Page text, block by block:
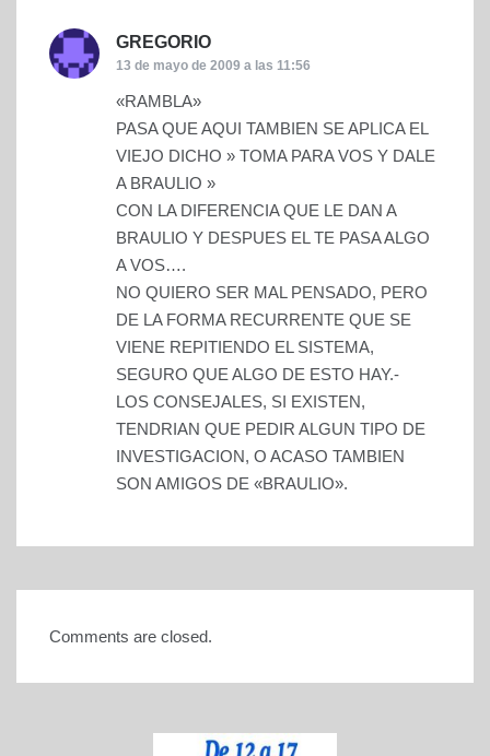
GREGORIO
13 de mayo de 2009 a las 11:56
«RAMBLA»
PASA QUE AQUI TAMBIEN SE APLICA EL
VIEJO DICHO » TOMA PARA VOS Y DALE
A BRAULIO »
CON LA DIFERENCIA QUE LE DAN A
BRAULIO Y DESPUES EL TE PASA ALGO
A VOS….
NO QUIERO SER MAL PENSADO, PERO
DE LA FORMA RECURRENTE QUE SE
VIENE REPITIENDO EL SISTEMA,
SEGURO QUE ALGO DE ESTO HAY.-
LOS CONSEJALES, SI EXISTEN,
TENDRIAN QUE PEDIR ALGUN TIPO DE
INVESTIGACION, O ACASO TAMBIEN
SON AMIGOS DE «BRAULIO».
Comments are closed.